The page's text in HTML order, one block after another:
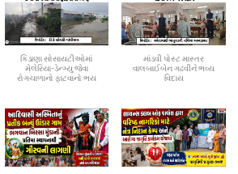
કિડાણા સોસાયટીઓમાં
મેલેરિયા-ડેન્ગ્યુ જેવા
રોગચાળાનો ફાટવાનો ભય
માંડવી પોસ્ટ માસ્તર
વાલબાઈબેન ગઢવીને ભવ્ય
વિદાય